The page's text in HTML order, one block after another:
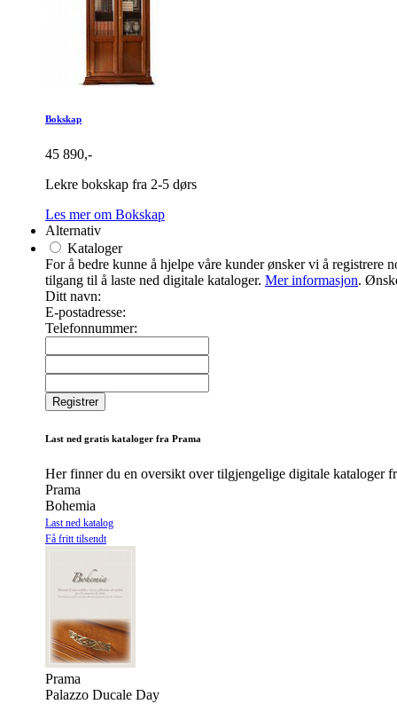
Bokskap
45 890,-
Lekre bokskap fra 2-5 dørs
Les mer om Bokskap
Alternativ
Kataloger
For å bedre kunne å hjelpe våre kunder ønsker vi å
tilgang til å laste ned digitale kataloger. Mer informasjon.
Ditt navn:
E-postadresse:
Telefonnummer:
Last ned gratis kataloger fra Prama
Her finner du en oversikt over tilgjengelige digitale kataloger
Prama
Bohemia
Last ned katalog
Få fritt tilsendt
Prama
Palazzo Ducale Day